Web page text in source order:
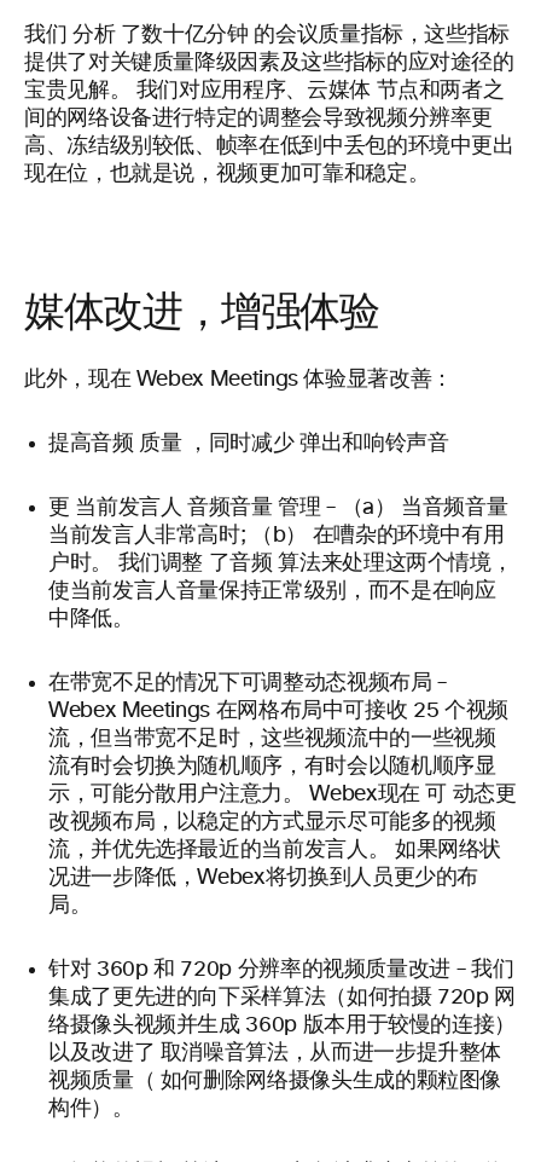
我们 分析了数十亿分钟 的会议质量指标，这些指标
提供了对关键质量降级因素及这些指标的应对途径的
宝贵见解。
我们对应用程序、云媒体 节点和两者之
间的网络设备进行特定的调整会导致视频分辨率更
高、冻结级别较低、帧率在低到中丢包的环境中更出
现在位，也就是说，视频更加可靠和稳定。
媒体改进，增强体验
此外， 现在 Webex Meetings体验显著改善：
提高音频 质量 ，同时减少弹出和响铃声音
更 当前发言人音频音量 管理 – （a）
当音频音量
当前发言人非常高时;
（b）
在嘈杂的环境中有用
户时。 我们调整 了音频 算法来处理这两个情境，
使当前发言人音量保持正常级别，而不是在响应
中降低。
在带宽不足的情况下可调整动态视频布局 –
Webex Meetings 在网格布局中可接收 25 个视频
流，但当带宽不足时，这些视频流中的一些视频
流有时会切换为随机顺序，有时会以随机顺序显
示，可能分散用户注意力。
Webex现在 可 动态更
改视频布局，以稳定的方式显示尽可能多的视频
流，并优先选择最近的当前发言人。
如果网络状
况进一步降低，Webex将切换到人员更少的布
局。
针对 360p 和 720p 分辨率的视频质量改进 – 我们
集成了更先进的向下采样算法（如何拍摄 720p 网
络摄像头视频并生成 360p 版本用于较慢的连接）
以及改进了 取消噪音算法，从而进一步提升整体
视频质量（ 如何删除网络摄像头生成的颗粒图像
构件） 。